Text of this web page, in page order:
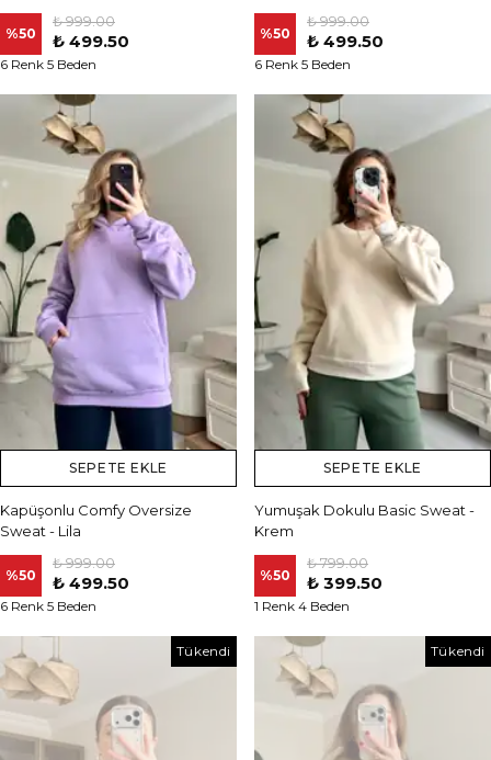
%50
₺ 999.00
₺ 499.50
6 Renk 5 Beden
%50
₺ 999.00
₺ 499.50
6 Renk 5 Beden
SEPETE EKLE
Kapüşonlu Comfy Oversize
Sweat - Lila
%50
₺ 999.00
₺ 499.50
6 Renk 5 Beden
SEPETE EKLE
Yumuşak Dokulu Basic Sweat -
Krem
%50
₺ 799.00
₺ 399.50
1 Renk 4 Beden
Tükendi Tükendi